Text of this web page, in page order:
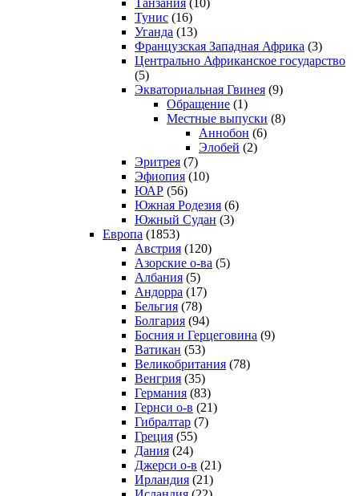
Тунис (16)
Уганда (13)
Французская Западная Африка (3)
Центрально Африканское государство
(5)
Экваториальная Гвинея (9)
Обращение (1)
Местные выпуски (8)
Аннобон (6)
Элобей (2)
Эритрея (7)
Эфиопия (10)
ЮАР (56)
Южная Родезия (6)
Южный Судан (3)
Европа (1853)
Австрия (120)
Азорские о-ва (5)
Албания (5)
Андорра (17)
Бельгия (78)
Болгария (94)
Босния и Герцеговина (9)
Ватикан (53)
Великобритания (78)
Венгрия (35)
Германия (83)
Гернси о-в (21)
Гибралтар (7)
Греция (55)
Дания (24)
Джерси о-в (21)
Ирландия (21)